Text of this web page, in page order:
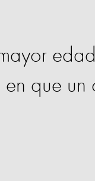
en que